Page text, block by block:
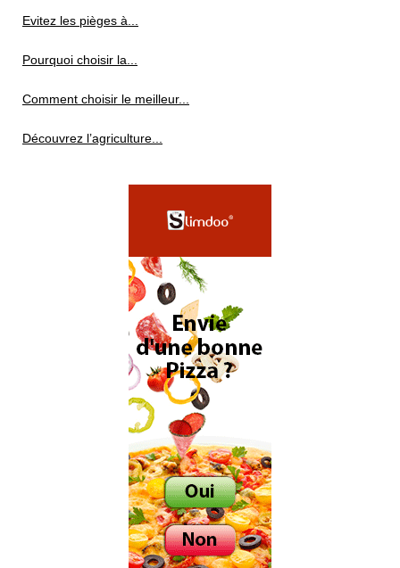
Evitez les pièges à...
Pourquoi choisir la...
Comment choisir le meilleur...
Découvrez l’agriculture...